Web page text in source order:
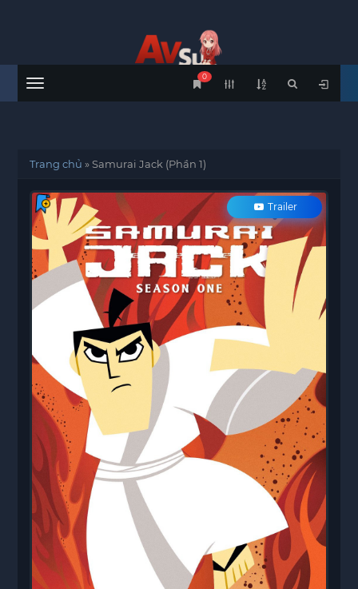
Menu
0
Trang chủ »Samurai Jack (Phần 1)
Trailer